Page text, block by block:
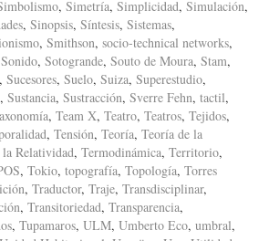
, Simetría, Simplicidad, Simulación,
, Sinopsis, Síntesis, Sistemas,
, Smithson, socio-technical networks,
Sonido, Sotogrande, Souto de Moura, Stam,
, Sucesores, Suelo, Suiza, Superestudio,
, Sustancia, Sustracción, Sverre Fehn, tactil,
, Team X, Teatro, Teatros, Tejidos,
, Tensión, Teoría, Teoría de la
Relatividad, Termodinámica, Territorio,
, Tokio, topografía, Topología, Torres
, Traductor, Traje, Transdisciplinar,
, Transitoriedad, Transparencia,
, Tupamaros, ULM, Umberto Eco, umbral,